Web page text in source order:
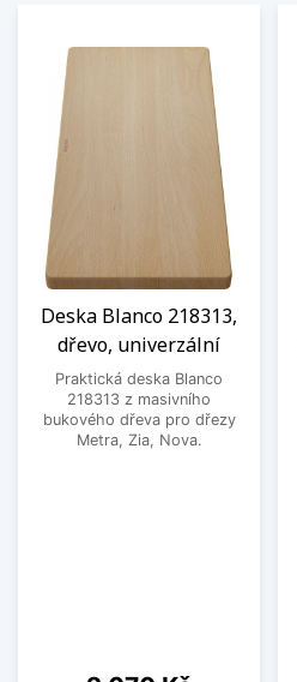
Deska Blanco 218313,
dřevo, univerzální
Praktická deska Blanco
218313 z masivního
bukového dřeva pro dřezy
Metra, Zia, Nova.